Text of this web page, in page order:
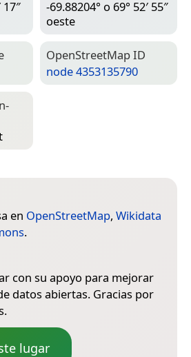
17″
-69.88204° o 69° 52′ 55″
oeste
Open­Street­Map ID
node 4353135790
en OpenStreetMap, Wikidata
.
con su apoyo para mejorar
datos abiertas. Gracias por
lugar